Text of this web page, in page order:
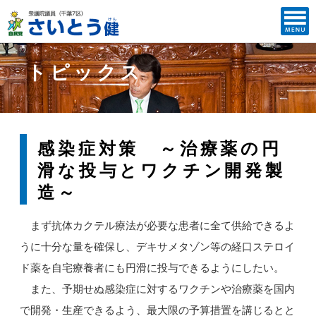
トピックス
感染症対策 ～治療薬の円
滑な投与とワクチン開発製
造～
まず抗体カクテル療法が必要な患者に全て供給できるよ
うに十分な量を確保し、デキサメタゾン等の経口ステロイ
ド薬を自宅療養者にも円滑に投与できるようにしたい。
また、予期せぬ感染症に対するワクチンや治療薬を国内
で開発・生産できるよう、最大限の予算措置を講じるとと